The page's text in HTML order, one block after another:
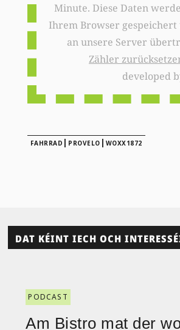
Minute. Diese Daten
Ihrem Browser
an unsere Server
Zähler
developed
FAHRRAD | PROVELO | WOXX1872
DAT KÉINT IECH OCH
PODCAST
Am Bistro mat der